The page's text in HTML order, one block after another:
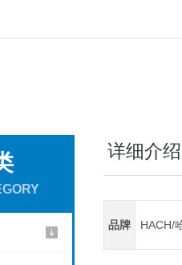
详细介绍
品牌 HACH/